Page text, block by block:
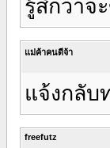
รู้สึกว่าจ
แม่ค้าคนดีจ้า
แจ้งกลับ
freefutz